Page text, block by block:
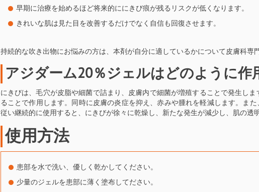
早期に治療を始めるほど将来的ににきび痕が残るリスクが低くなります。
きれいな肌は見た目を改善するだけでなく自信も回復させます。
持続的な吹き出物にお悩みの方は、本剤が自分に適しているかについて皮膚科専
アジダーム20％ジェルはどのように作
にきびは、毛穴が皮脂や細菌で詰まり、皮膚内で細菌が増殖することで発生し
ることで作用します。同時に皮膚の炎症を抑え、赤みや腫れを軽減します。ま
従い継続的に使用すると、にきびが徐々に乾燥し、新たな発生が減少し、肌の透
使用方法
患部を水で洗い、優しく乾かしてください。
少量のジェルを患部に薄く塗布してださい。